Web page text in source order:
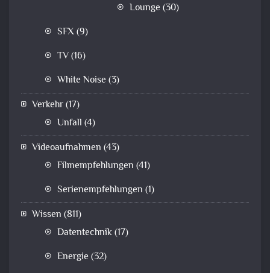
Lounge (30)
SFX(9)
TV(16)
White Noise (3)
Verkehr(17)
Unfall (4)
Videoaufnahmen (43)
Filmempfehlungen (41)
Serienempfehlungen (1)
Wissen (811)
Datentechnik(17)
Energie (32)